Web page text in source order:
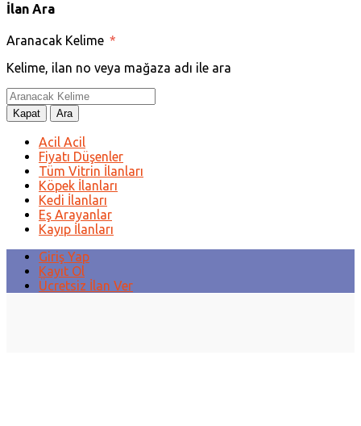
İlan Ara
Aranacak Kelime *
Kelime, ilan no veya mağaza adı ile ara
Kapat Ara
Acil Acil
Fiyatı Düşenler
Tüm Vitrin İlanları
Köpek İlanları
Kedi İlanları
Eş Arayanlar
Kayıp İlanları
Giriş Yap
Kayıt Ol
Ücretsiz İlan Ver